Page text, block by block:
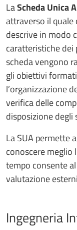
LaScheda Unica
attraverso il
descrive in modo
caratteristiche dei
scheda vengono
gli obiettivi
l’organizzazione
verifica delle
disposizione degli
La SUA permette
conoscere meglio
tempo consente
valutazione
Ingegneria